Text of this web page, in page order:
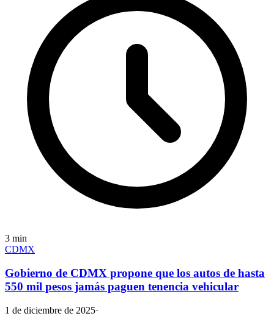
3 min
CDMX
Gobierno de CDMX propone que los autos de hasta
550 mil pesos jamás paguen tenencia vehicular
1 de diciembre de 2025·